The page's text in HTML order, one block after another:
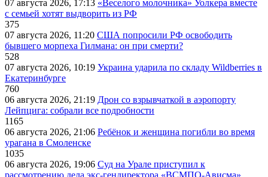
07 августа 2026, 17:13 «Веселого молочника» Уолкера вместе
с семьей хотят выдворить из РФ
375
07 августа 2026, 11:20 США попросили РФ освободить
бывшего морпеха Гилмана: он при смерти?
528
07 августа 2026, 10:19 Украина ударила по складу Wildberries в
Екатеринбурге
760
06 августа 2026, 21:19 Дрон со взрывчаткой в аэропорту
Лейпцига: собрали все подробности
1165
06 августа 2026, 21:06 Ребёнок и женщина погибли во время
урагана в Смоленске
1035
06 августа 2026, 19:06 Суд на Урале приступил к
рассмотрению дела экс-гендиректора «ВСМПО-Ависма»